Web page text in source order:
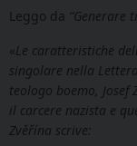
Leggo da “Generare
«Le caratteristiche
singolare nella
teologo boemo, Josef
il carcere nazista e
Zvěřína scrive: